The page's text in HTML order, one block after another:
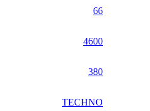
66
4600
380
TECHNO